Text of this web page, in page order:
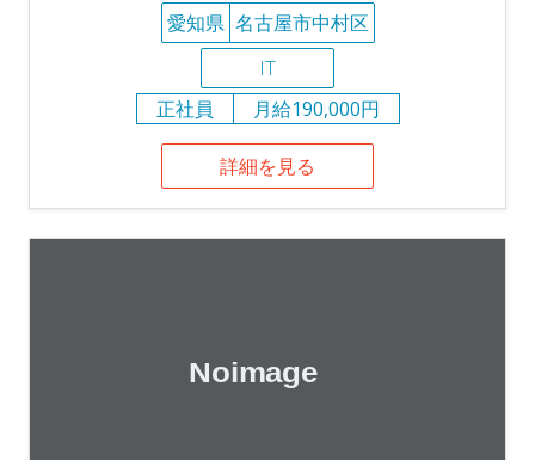
愛知県 名古屋市中村区
IT
正社員
月給190,000円
詳細を見る